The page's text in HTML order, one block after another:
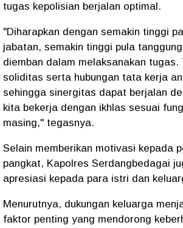
tugas kepolisian berjalan optimal.
"Diharapkan dengan semakin tinggi
jabatan, semakin tinggi pula
diemban dalam melaksanakan tugas.
soliditas serta hubungan tata kerja
sehingga sinergitas dapat berjalan
kita bekerja dengan ikhlas sesuai
masing," tegasnya.
Selain memberikan motivasi kepada
pangkat, Kapolres Serdangbedagai
apresiasi kepada para istri dan
Menurutnya, dukungan keluarga
faktor penting yang mendorong